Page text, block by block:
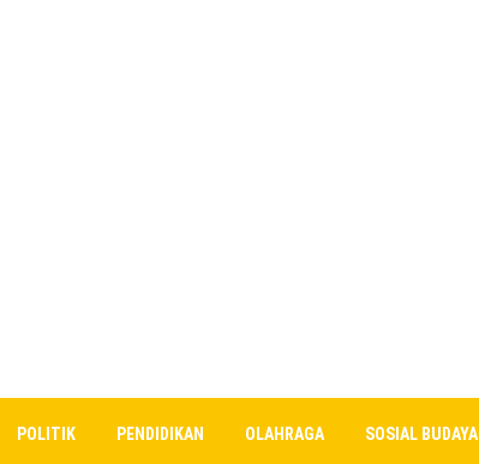
POLITIK PENDIDIKAN OLAHRAGA SOSIAL BUDAYA